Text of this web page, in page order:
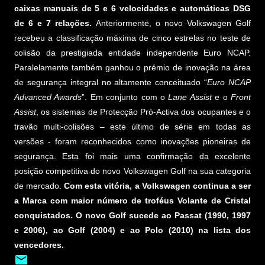
caixas manuais de 5 e 6 velocidades e automáticas DSG
de 6 e 7 relações. Anteriormente, o novo Volkswagen Golf
recebeu a classificação máxima de cinco estrelas no teste de
colisão da prestigiada entidade independente Euro NCAP.
Paralelamente também ganhou o prémio de inovação na área
de segurança integral no altamente conceituado “Euro NCAP
Advanced Awards”. Em conjunto com oLane Assiste oFront
Assist, os sistemas de Protecção Pró-Activa dos ocupantes e o
travão multi-colisões – este último de série em todas as
versões - foram reconhecidos como inovações pioneiras de
segurança. Esta foi mais uma confirmação da excelente
posição competitiva do novo Volkswagen Golf na sua categoria
de mercado.Com esta vitória, a Volkswagen continua a ser
a Marca com maior número de troféus Volante de Cristal
conquistados. O novo Golf sucede ao Passat (1990, 1997
e 2006), ao Golf (2004) e ao Polo (2010) na lista dos
vencedores.